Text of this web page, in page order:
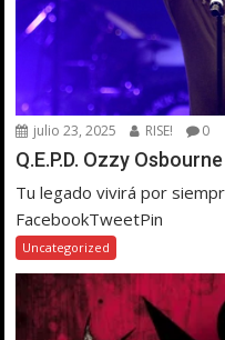
julio 23, 2025 RISE! 0
Q.E.P.D. Ozzy
Tu legado vivirá por
FacebookTweetPin
Uncategorized